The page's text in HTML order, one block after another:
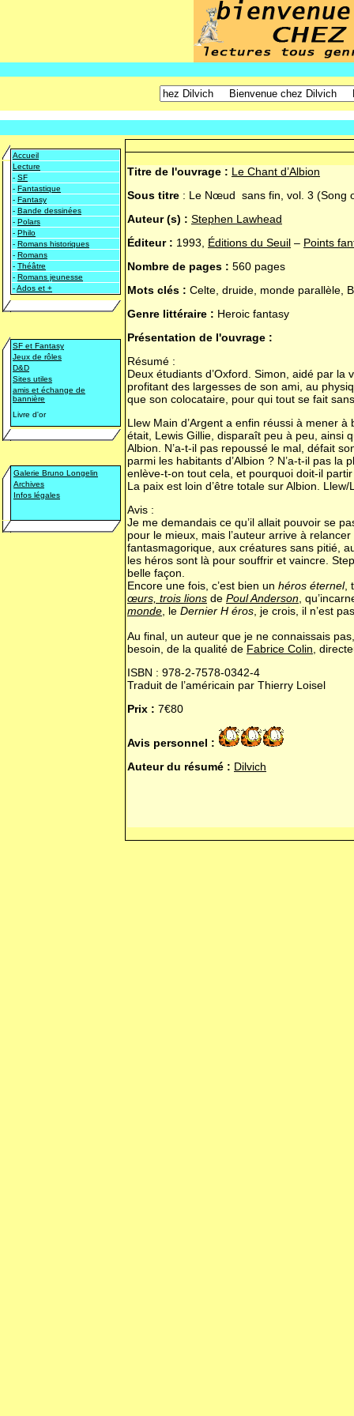
Accueil
Lecture
- SF
- Fantastique
- Fantasy
- Bande dessinées
- Polars
- Philo
- Romans historiques
- Romans
- Théâtre
- Romans jeunesse
-Ados et +
SF et Fantasy
Jeux de rôles
D&D
Sites utiles
amis et échange de
bannière
Livre d'or
Galerie Bruno Longelin
Archives
Infos légales
Titre de l'ouvrage : Le Chant d’Albion
Sous titre : Le Nœud sans fin, vol. 3 (Song
Auteur (s) : Stephen Lawhead
Éditeur : 1993, Éditions du Seuil – Points
Nombre de pages : 560 pages
Mots clés : Celte, druide, monde parallèle,
Genre littéraire : Heroic fantasy
Présentation de l'ouvrage :
Résumé :
Deux étudiants d’Oxford. Simon, aidé par
profitant des largesses de son ami, au
que son colocataire, pour qui tout se fait
Llew Main d’Argent a enfin réussi à mener
était, Lewis Gillie, disparaît peu à peu, ainsi
Albion. N’a-t-il pas repoussé le mal, défait
parmi les habitants d’Albion ? N’a-t-il pas
enlève-t-on tout cela, et pourquoi doit-il
La paix est loin d’être totale sur Albion.
Avis :
Je me demandais ce qu’il allait pouvoir se
pour le mieux, mais l’auteur arrive à
fantasmagorique, aux créatures sans pitié,
les héros sont là pour souffrir et vaincre.
belle façon.
Encore une fois, c’est bien un héros éternel,
œurs, trois lions de Poul Anderson ,
monde , le Dernier H éros , je crois, il n’est
Au final, un auteur que je ne connaissais
besoin, de la qualité de Fabrice Colin ,
ISBN : 978-2-7578-0342-4
Traduit de l’américain par Thierry Loisel
Prix : 7€80
Avis personnel :
Auteur du résumé : Dilvich